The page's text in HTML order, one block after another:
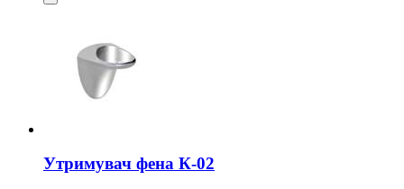
Утримувач фена К-02